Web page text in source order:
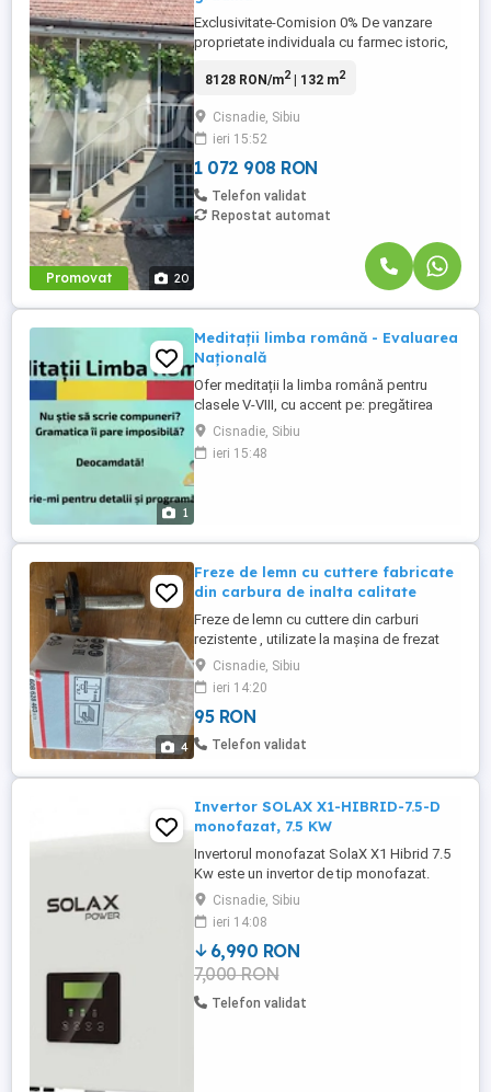
Promovat 20
Exclusivitate-Comision 0% De vanzare
proprietate individuala cu farmec istoric,
Proprietatea dispune de un teren generos
corpuri de cladire independente, fiind
ideala atat pentru locuit (doua familii /
parinti si copii mari), cat ...
8128 RON/m2| 132 m2
Cisnadie, Sibiu
ieri 15:52
1 072 908 RON
Telefon validat
Repostat automat
1
Meditații limba română - Evaluarea
Națională
Ofer meditații la limba română pentru
clasele V-VIII, cu accent pe: pregătirea
pentru Evaluarea Națională; înțelegerea și
aplicarea regulilor gramaticale; redactarea
compunerilor. Am experiență în lucrul cu
Cisnadie, Sibiu
ieri 15:48
4
Freze de lemn cu cuttere fabricate
din carbura de inalta calitate
Freze de lemn cu cuttere din carburi
rezistente , utilizate la mașina de frezat
Bosch identificate după nr. pozei: Poza1)
Freză Bosch puțin folosită disc ptr. canale
cu 2 tăișuri 32x5x51mm cu tija de 8mm.
Preț : 75 lei. Poza2) 2 buc. Freza Bosch
puțin folosite feder ptr. lamba. Lungime
Cisnadie, Sibiu
ieri 14:20
95 RON
Telefon validat
Invertor SOLAX X1-HIBRID-7.5-D
monofazat, 7.5 KW
Invertorul monofazat SolaX X1 Hibrid 7.5
Kw este un invertor de tip monofazat.
Invertoarele hibride SolaX pot furniza
energie doar din panouri, daca se
întrerupe alimentarea cu energie electrica
de la rețea, chiar dacă nu sunt montați
acumulatorii. Specificatii tehice
Producator Solax Power Tip ...
Cisnadie, Sibiu
ieri 14:08
6,990 RON
7,000 RON
Telefon validat